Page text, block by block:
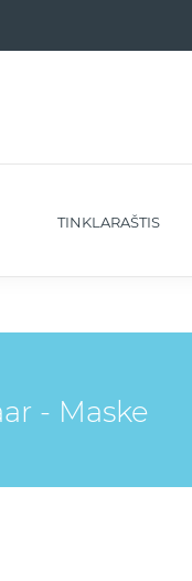
TINKLARAŠTIS
- Maske